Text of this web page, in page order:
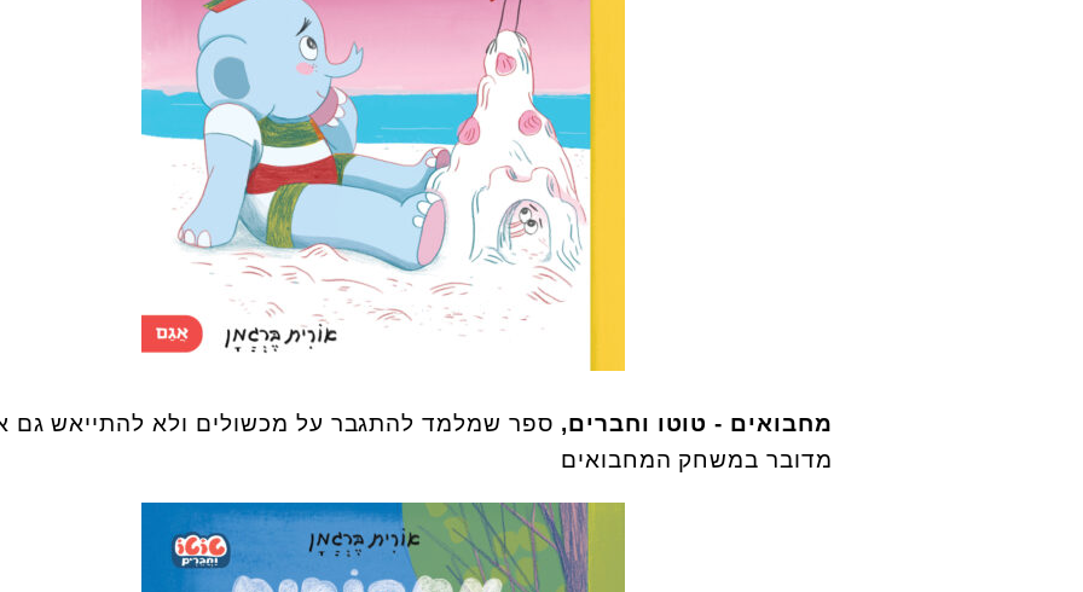
מחבואים - טוטו וחברים, ספר שמלמד להתגבר על מכשולים ולא להתייאש גם
מדובר במשחק המחבואים